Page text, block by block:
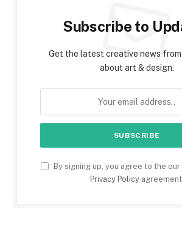
Subscribe to
Get the latest creative news
about art & design.
By signing up, you agree to the
Privacy Policyagreement.